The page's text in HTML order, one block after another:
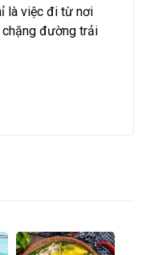
là việc đi từ nơi
chặng đường trải